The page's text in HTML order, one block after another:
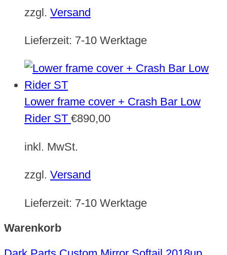
zzgl. Versand
Lieferzeit: 7-10 Werktage
Lower frame cover + Crash Bar Low
Rider ST €890,00
inkl. MwSt.
zzgl. Versand
Lieferzeit: 7-10 Werktage
Warenkorb